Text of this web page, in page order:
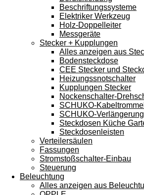
Beschriftungssysteme
Elektriker Werkzeug
Holz-Doppelleiter
Messgeräte
Stecker + Kupplungen
Alles anzeigen aus
Bodensteckdose
CEE Stecker und
Heizungssnotschalter
Kupplungen Stecker
Nockenschalter-
SCHUKO-
SCHUKO-
Steckdosen Küche
Steckdosenleisten
Verteilersäulen
Fassungen
Stromstoßschalter-Einbau
Steuerung
Beleuchtung
Alles anzeigen aus